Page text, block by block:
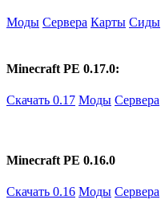
Моды Сервера Карты Сиды
Minecraft PE 0.17.0:
Скачать 0.17 Моды Сервера
Minecraft PE 0.16.0
Скачать 0.16 Моды Сервера